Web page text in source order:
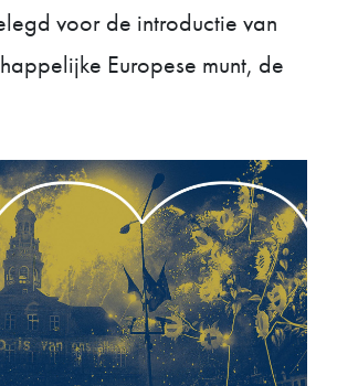
voor de introductie van
Europese munt, de